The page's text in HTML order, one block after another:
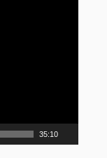
35:10